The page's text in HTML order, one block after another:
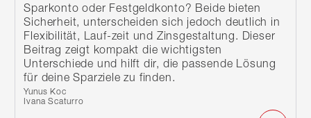
Sparkonto oder Festgeldkonto? Beide bieten
Sicherheit, unterscheiden sich jedoch deutlich in
Flexibilität, Lauf-zeit und Zinsgestaltung. Dieser
Beitrag zeigt kompakt die wichtigsten
Unterschiede und hilft dir, die passende Lösung
für deine Sparziele zu finden.
Verfasst von:
Yunus Koc
Ivana Scaturro